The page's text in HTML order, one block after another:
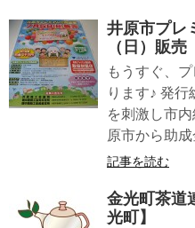
井原市プレ
（日）販売
もうすぐ、
ります♪ 発
を刺激し市
原市から助成
記事を読む
金光町茶道
光町】